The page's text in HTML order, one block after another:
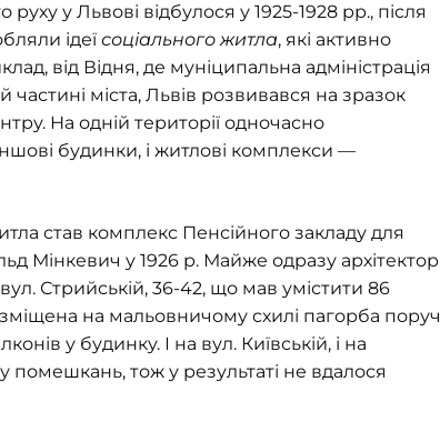
у Львові відбулося у 1925-1928 рр., після
ідеї соціального житла, які активно
від Відня, де муніципальна адміністрація
міста, Львів розвивався на зразок
На одній території одночасно
будинки, і житлові комплекси —
став комплекс Пенсійного закладу для
Мінкевич у 1926 р. Майже одразу архітектор
Стрийській, 36-42, що мав умістити 86
на мальовничому схилі пагорба поруч
у будинку. І на вул. Київській, і на
тож у результаті не вдалося